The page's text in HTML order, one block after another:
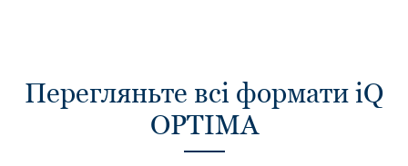
Перегляньте всі формати iQ
OPTIMA